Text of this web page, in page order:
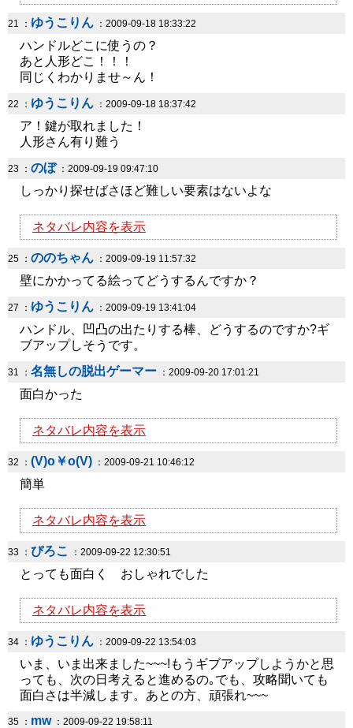
21 ： ゆうこりん ：2009-09-18 18:33:22
ハンドルどこに使うの？
あと人形どこ！！！
同じくわかりませ～ん！
22 ： ゆうこりん ：2009-09-18 18:37:42
ア！鍵が取れました！
人形さん有り難う
23 ： のぼ ：2009-09-19 09:47:10
しっかり探せばさほど難しい要素はないよな
ネタバレ内容を表示
25 ： ののちゃん ：2009-09-19 11:57:32
壁にかかってる絵ってどうするんですか？
27 ： ゆうこりん ：2009-09-19 13:41:04
ハンドル、凹凸の出たりする棒、どうするのですか?ギ
ブアップしそうです。
31 ： 名無しの脱出ゲーマー ：2009-09-20 17:01:21
面白かった
ネタバレ内容を表示
32 ： (V)o￥o(V) ：2009-09-21 10:46:12
簡単
ネタバレ内容を表示
33 ： ぴろこ ：2009-09-22 12:30:51
とっても面白く おしゃれでした
ネタバレ内容を表示
34 ： ゆうこりん ：2009-09-22 13:54:03
いま、いま出来ました~~~!もうギブアップしようかと思
っても、次の日考えると進めるの｡でも、攻略聞いても
面白さは半減します。あとの方、頑張れ~~~
35 ： mw：2009-09-22 19:58:11